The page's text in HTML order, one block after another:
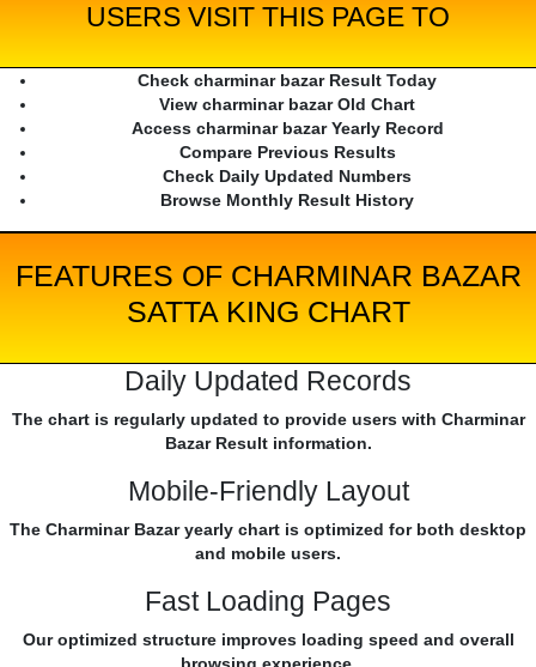
USERS VISIT THIS PAGE TO
Check charminar bazar Result Today
View charminar bazar Old Chart
Access charminar bazar Yearly Record
Compare Previous Results
Check Daily Updated Numbers
Browse Monthly Result History
FEATURES OF CHARMINAR BAZAR
SATTA KING CHART
Daily Updated Records
The chart is regularly updated to provide users with Charminar
Bazar Result information.
Mobile-Friendly Layout
The Charminar Bazar yearly chart is optimized for both desktop
and mobile users.
Fast Loading Pages
Our optimized structure improves loading speed and overall